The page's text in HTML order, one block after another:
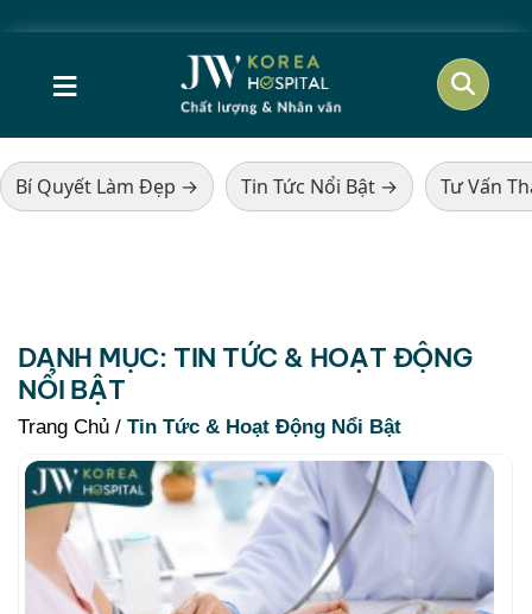
≡
Bí Quyết Làm Đẹp → Tin Tức Nổi Bật → Tư Vấn
DANH MỤC: TIN TỨC & HOẠT ĐỘNG
NỔI BẬT
Trang Chủ / Tin Tức & Hoạt Động Nổi Bật